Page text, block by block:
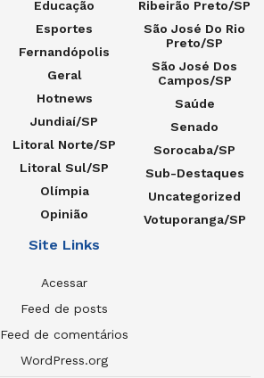
Educação
Esportes
Fernandópolis
Geral
Hotnews
Jundiaí/SP
Litoral Norte/SP
Litoral Sul/SP
Olímpia
Opinião
Ribeirão Preto/SP
São José Do Rio
Preto/SP
São José Dos
Campos/SP
Saúde
Senado
Sorocaba/SP
Sub-Destaques
Uncategorized
Votuporanga/SP
Site Links
Acessar
Feed de posts
Feed de comentários
WordPress.org